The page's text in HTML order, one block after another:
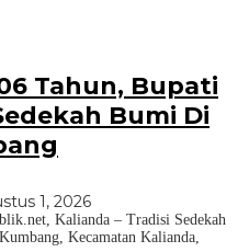
Tahun, Bupati
Bumi Di
1, 2026
Kalianda – Tradisi Sedekah
Kecamatan Kalianda,